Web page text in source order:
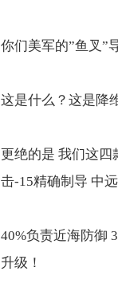
你们美军的”鱼叉”
这是什么？这是降
更绝的是 我们这四
击-15精确制导 中
40%负责近海防御
升级！